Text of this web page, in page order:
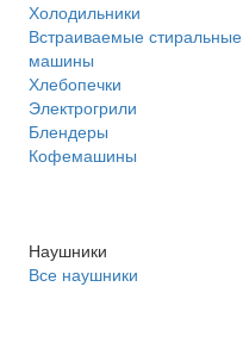
Холодильники
Встраиваемые стиральные
машины
Хлебопечки
Электрогрили
Блендеры
Кофемашины
Наушники
Все наушники